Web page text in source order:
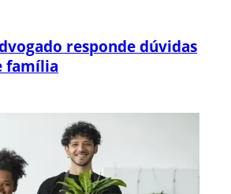
responde dúvidas
família